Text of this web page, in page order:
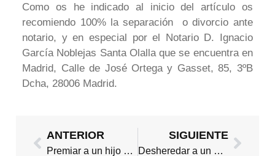
Como os he indicado al inicio del artículo os
recomiendo 100% la separación o divorcio ante
notario, y en especial por el Notario D. Ignacio
García Noblejas Santa Olalla que se encuentra en
Madrid, Calle de José Ortega y Gasset, 85, 3ºB
Dcha, 28006 Madrid.
AntANTERIOR
Premiar a un hijo y castigar a otro en la herencia
SIGUIENTE
Desheredar a un hijo, padre o cónyuge